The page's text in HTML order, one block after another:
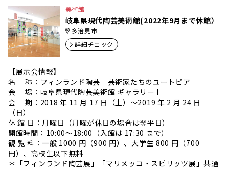
美術館
岐阜県現代陶芸美術館(2022年9月まで休館）
多治見市
詳細チェック
【展示会情報】
名 称：フィンランド陶芸 芸術家たちのユートピア
会 場：岐阜県現代陶芸美術館 ギャラリー I
会 期：2018 年 11 月 17 日（土）〜2019 年 2 月 24 日
（日）
休 館 日：月曜日（月曜が休日の場合は翌平日）
開館時間：10:00〜18:00（入館は 17:30 まで）
観 覧 料：一般 1000 円（900 円）、大学生 800 円（700
円）、高校生以下無料
＊「フィンランド陶芸展」「マリメッコ・スピリッツ展」共通